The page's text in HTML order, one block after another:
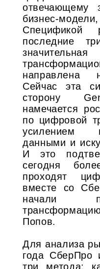
отвечающему
бизнес-
Спецификой
последние
направлена
Сейчас эта
сторону
намечается
по цифровой
усилением
данными и
И это
сегодня
проходят
вместе со
начали
Попов.
Для анализа
года СберПро
три метода: